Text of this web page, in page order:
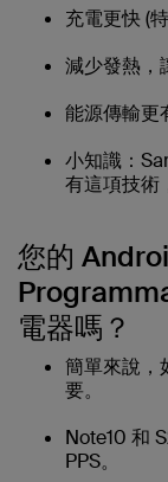
充電更快 (
減少發熱，
能源傳輸更
小知識：
有這項技術
您的
電器嗎？
簡單來說，
要。
Note10 和
PPS。